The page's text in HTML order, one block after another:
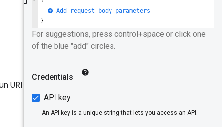
données
URL
URI spécifique, par exemple